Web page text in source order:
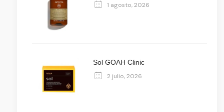
1 agosto, 2026
Sol GOAH Clinic
2 julio, 2026